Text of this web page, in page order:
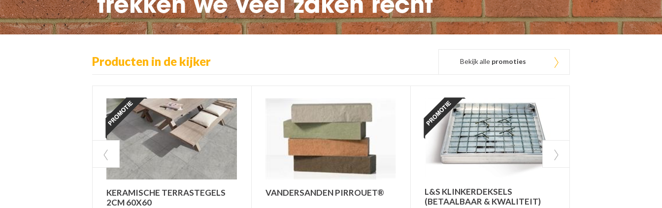
Producten in de kijker Bekijk alle promoties
KERAMISCHE TERRASTEGELS
2CM 60X60
VANDERSANDEN PIRROUET®
L&S KLINKERDEKSELS
(BETAALBAAR & KWALITEIT)